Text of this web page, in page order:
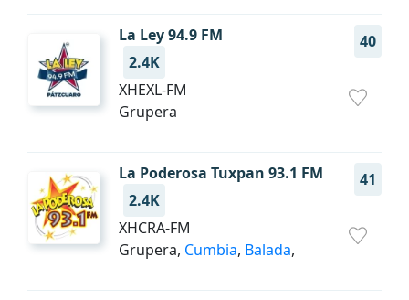
La Ley 94.9 FM
40
2.4K
XHEXL-FM
Grupera
La Poderosa Tuxpan 93.1 FM
41
2.4K
XHCRA-FM
Grupera, Cumbia, Balada,